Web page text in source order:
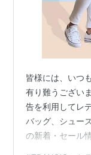
皆様には、いつ
有り難うござい
告を利用してレ
バッグ、シュー
の新着・セール